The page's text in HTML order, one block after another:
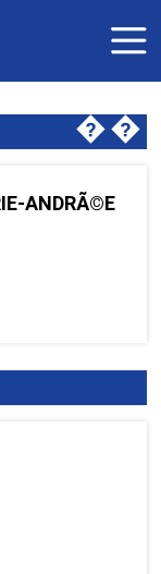
��
ANDRÃ©E